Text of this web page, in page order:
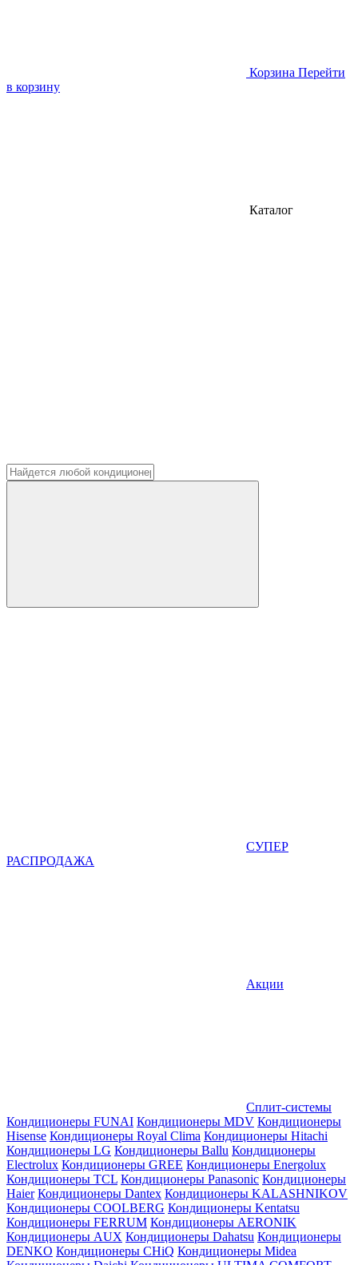
Корзина Перейти
в корзину
Каталог
СУПЕР
РАСПРОДАЖА
Акции
Сплит-системы
Кондиционеры FUNAI Кондиционеры MDV Кондиционеры
Hisense Кондиционеры Royal Clima Кондиционеры Hitachi
Кондиционеры LG Кондиционеры Ballu Кондиционеры
Electrolux Кондиционеры GREE Кондиционеры Energolux
Кондиционеры TCL Кондиционеры Panasonic Кондиционеры
Haier Кондиционеры Dantex Кондиционеры KALASHNIKOV
Кондиционеры СOOLBERG Кондиционеры Kentatsu
Кондиционеры FERRUM Кондиционеры AERONIK
Кондиционеры AUX Кондиционеры Dahatsu Кондиционеры
DENKO Кондиционеры CHiQ Кондиционеры Midea